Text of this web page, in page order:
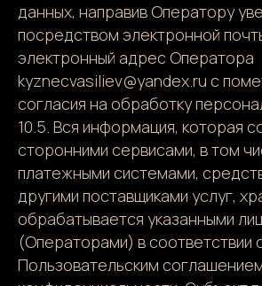
данных, направив Оператору
посредством электронной
электронный адрес Оператора
kyznecvasiliev@yandex.ru с
согласия на обработку
10.5. Вся информация, которая
сторонними сервисами, в том
платежными системами,
другими поставщиками услуг,
обрабатывается указанными
(Операторами) в соответствии
Пользовательским